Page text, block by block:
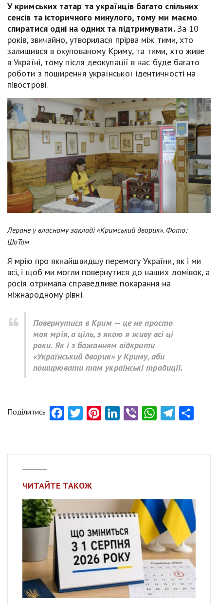
У кримських татар та українців багато спільних
сенсів та історичного минулого, тому ми маємо
спиратися одні на одних та підтримувати. За 10
років, звичайно, утворилася прірва між тими, хто
залишився в окупованому Криму, та тими, хто живе
в Україні, тому після деокупації в нас буде багато
роботи з поширення української ідентичності на
півострові.
Леране у власному закладі «Кримський дворик». Фото:
ШоТам
Я мрію про якнайшвидшу перемогу України, як і ми
всі, і щоб ми могли повернутися до наших домівок, а
росія отримала справедливе покарання на
міжнародному рівні.
Повернутися в Крим — це не просто
моя мрія, а ціль, з якою я живу всі ці
роки. Як і з бажанням відкрити
«Український дворик» у Криму, аби
поширювати там українські традиції.
Поділитись: FacebookTwitter PinterestLinkedInViber WhatsAppTelegram
ЧИТАЙТЕ ТАКОЖ